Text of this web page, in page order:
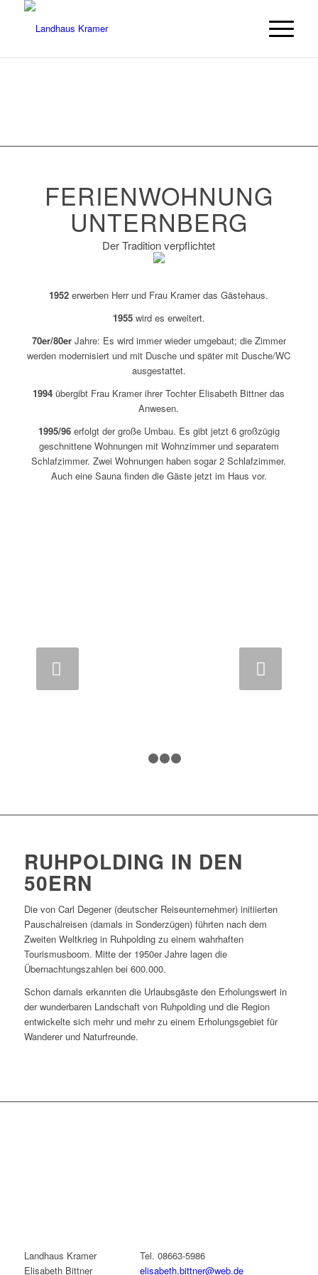
FERIENWOHNUNG
UNTERNBERG
Der Tradition verpflichtet
1952 erwerben Herr und Frau Kramer das Gästehaus.
1955 wird es erweitert.
70er/80erJahre: Es wird immer wieder umgebaut; die Zimmer
werden modernisiert und mit Dusche und später mit Dusche/WC
ausgestattet.
1994 übergibt Frau Kramer ihrer Tochter Elisabeth Bittner das
Anwesen.
1995/96erfolgt der große Umbau. Es gibt jetzt 6 großzügig
geschnittene Wohnungen mit Wohnzimmer und separatem
Schlafzimmer. Zwei Wohnungen haben sogar 2 Schlafzimmer.
Auch eine Sauna finden die Gäste jetzt im Haus vor.
RUHPOLDING IN DEN
50ERN
Die von Carl Degener (deutscher Reiseunternehmer) initiierten
Pauschalreisen (damals in Sonderzügen) führten nach dem
Zweiten Weltkrieg in Ruhpolding zu einem wahrhaften
Tourismusboom. Mitte der 1950er Jahre lagen die
Übernachtungszahlen bei 600.000.
Schon damals erkannten die Urlaubsgäste den Erholungswert in
der wunderbaren Landschaft von Ruhpolding und die Region
entwickelte sich mehr und mehr zu einem Erholungsgebiet für
Wanderer und Naturfreunde.
Landhaus Kramer
Elisabeth Bittner
Tel. 08663-5986
elisabeth.bittner@web.de